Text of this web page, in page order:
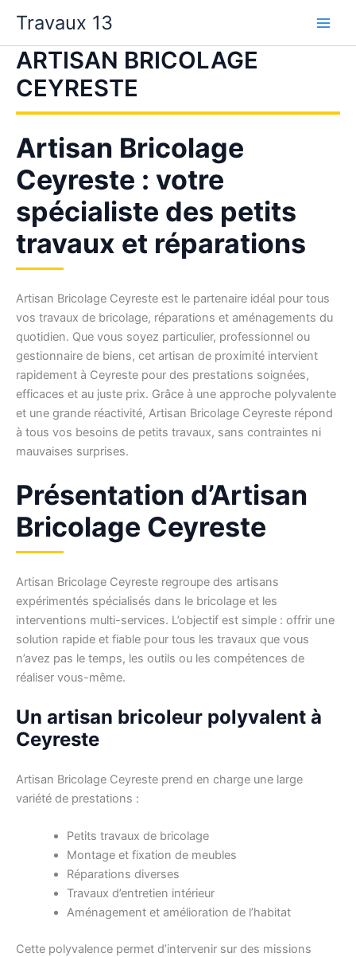
contenu
Travaux 13
ARTISAN BRICOLAGE
CEYRESTE
Artisan Bricolage
Ceyreste : votre
spécialiste des petits
travaux et réparations
Artisan Bricolage Ceyreste est le partenaire idéal pour tous
vos travaux de bricolage, réparations et aménagements du
quotidien. Que vous soyez particulier, professionnel ou
gestionnaire de biens, cet artisan de proximité intervient
rapidement à Ceyreste pour des prestations soignées,
efficaces et au juste prix. Grâce à une approche polyvalente
et une grande réactivité, Artisan Bricolage Ceyreste répond
à tous vos besoins de petits travaux, sans contraintes ni
mauvaises surprises.
Présentation d’Artisan
Bricolage Ceyreste
Artisan Bricolage Ceyreste regroupe des artisans
expérimentés spécialisés dans le bricolage et les
interventions multi-services. L’objectif est simple : offrir une
solution rapide et fiable pour tous les travaux que vous
n’avez pas le temps, les outils ou les compétences de
réaliser vous-même.
Un artisan bricoleur polyvalent à
Ceyreste
Artisan Bricolage Ceyreste prend en charge une large
variété de prestations :
Petits travaux de bricolage
Montage et fixation de meubles
Réparations diverses
Travaux d’entretien intérieur
Aménagement et amélioration de l’habitat
Cette polyvalence permet d’intervenir sur des missions